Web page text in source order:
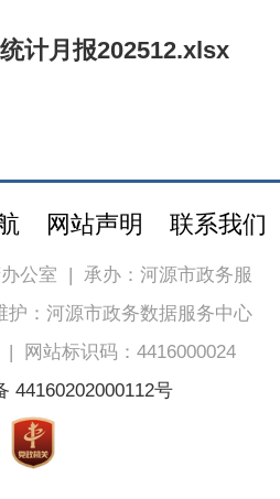
统计月报202512.xlsx
网站声明 联系我们
公室 | 承办：河源市政务服
护：河源市政务数据服务中心
网站标识码：4416000024
44160202000112号